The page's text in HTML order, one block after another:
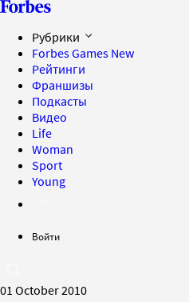
Рубрики
Forbes Games New
Рейтинги
Франшизы
Подкасты
Видео
Life
Woman
Sport
Young
Войти
01 October 2010